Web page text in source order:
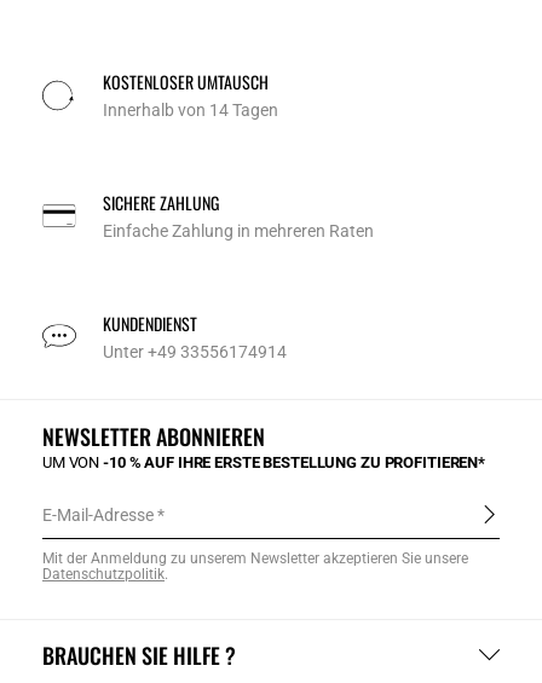
KOSTENLOSER UMTAUSCH
Innerhalb von 14 Tagen
SICHERE ZAHLUNG
Einfache Zahlung in mehreren Raten
KUNDENDIENST
Unter +49 33556174914
BRAUCHEN SIE HILFE ?
NEWSLETTER ABONNIEREN
UM VON-10 % AUF IHRE ERSTE BESTELLUNG ZU PROFITIEREN*
E-Mail-Adresse
Mit der Anmeldung zu unserem Newsletter akzeptieren Sie unsere
Datenschutzpolitik.